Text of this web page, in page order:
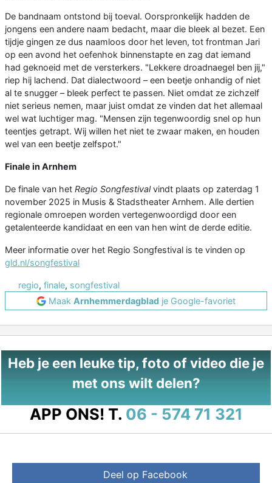
De bandnaam ontstond bij toeval. Oorspronkelijk hadden de
jongens een andere naam bedacht, maar die bleek al bezet. Een
tijdje gingen ze dus naamloos door het leven, tot frontman Jari
op een avond het oefenhok binnenstapte en zag dat iemand
had geknoeid met de versterkers. "Lekkere droadnaegel ben jij,"
riep hij lachend. Dat dialectwoord – een beetje onhandig of niet
al te snugger – bleek perfect te passen. Niet omdat ze zichzelf
niet serieus nemen, maar juist omdat ze vinden dat het allemaal
wel wat luchtiger mag. "Mensen zijn tegenwoordig snel op hun
teentjes getrapt. Wij willen het niet te zwaar maken, en houden
wel van een beetje zelfspot."
Finale in Arnhem
De finale van het Regio Songfestivalvindt plaats op zaterdag 1
november 2025 in Musis & Stadstheater Arnhem. Alle dertien
regionale omroepen worden vertegenwoordigd door een
getalenteerde kandidaat en een van hen wint de derde editie.
Meer informatie over het Regio Songfestival is te vinden op
gld.nl/songfestival
regio, finale, songfestival
Maak Arnhemmerdagblad je Google-favoriet
Heb je een leuke tip, foto of video die je
met ons wilt delen?
APP ONS! T. 06 - 574 71 321
Deel op Facebook